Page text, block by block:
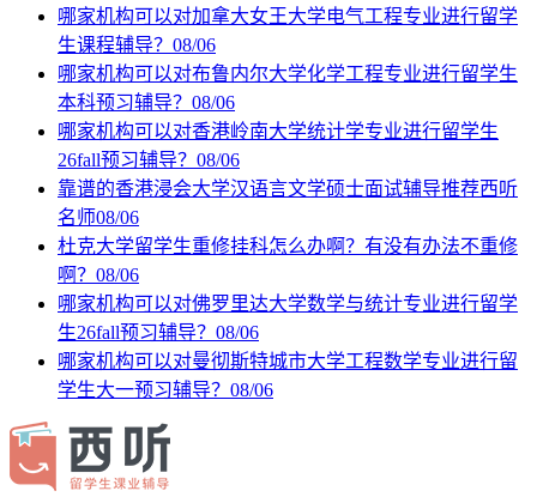
哪家机构可以对加拿大女王大学电气工程专业进行留学
生课程辅导？ 08/06
哪家机构可以对布鲁内尔大学化学工程专业进行留学生
本科预习辅导？ 08/06
哪家机构可以对香港岭南大学统计学专业进行留学生
26fall预习辅导？ 08/06
靠谱的香港浸会大学汉语言文学硕士面试辅导推荐西听
名师08/06
杜克大学留学生重修挂科怎么办啊？有没有办法不重修
啊？ 08/06
哪家机构可以对佛罗里达大学数学与统计专业进行留学
生26fall预习辅导？ 08/06
哪家机构可以对曼彻斯特城市大学工程数学专业进行留
学生大一预习辅导？ 08/06